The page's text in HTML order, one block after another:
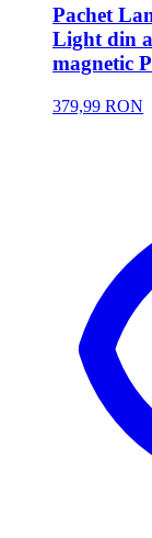
Pachet
Light din
magnetic
379,99 RON